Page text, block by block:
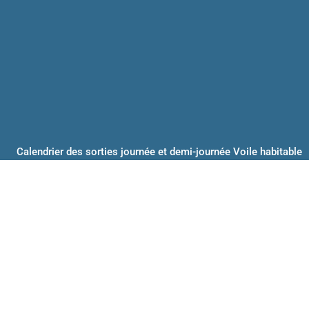
Calendrier des sorties journée et demi-journée Voile habitable